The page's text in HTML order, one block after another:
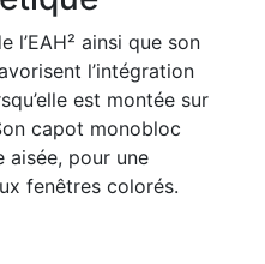
l’EAH² ainsi que son
l’intégration
est montée sur
capot monobloc
aisée, pour une
fenêtres colorés.